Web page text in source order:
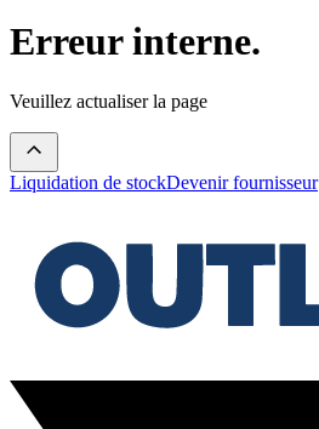
Erreur interne.
Veuillez actualiser la page
Liquidation de stockDevenir fournisseur